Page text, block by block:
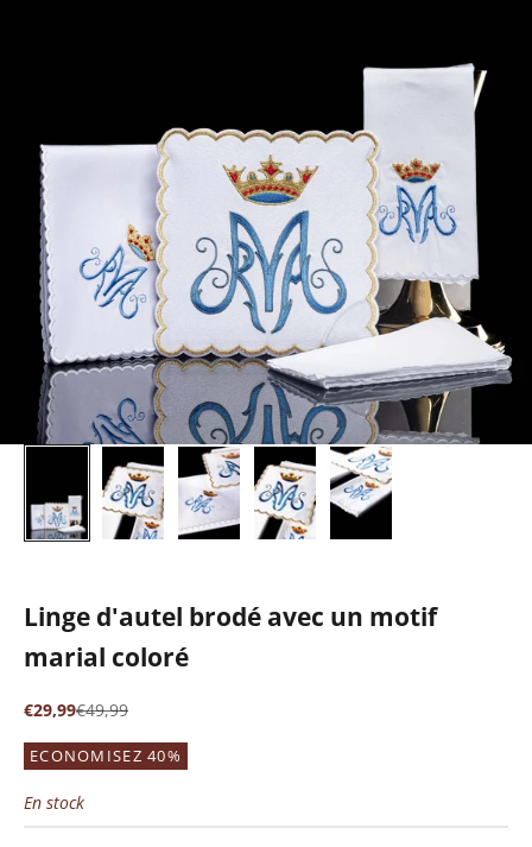
Linge d'autel brodé avec un motif
marial coloré
Prix de vente
€29,99Prix normal
€49,99
ECONOMISEZ 40%
En stock